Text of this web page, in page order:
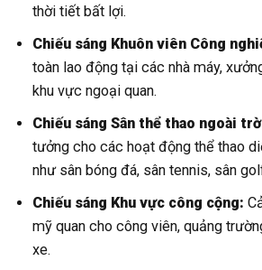
thời tiết bất lợi.
Chiếu sáng Khuôn viên Công
toàn lao động tại các nhà máy,
khu vực ngoại quan.
Chiếu sáng Sân thể thao ngoài
tưởng cho các hoạt động thể thao
như sân bóng đá, sân tennis, sân
Chiếu sáng Khu vực công cộng:
mỹ quan cho công viên, quảng
xe.